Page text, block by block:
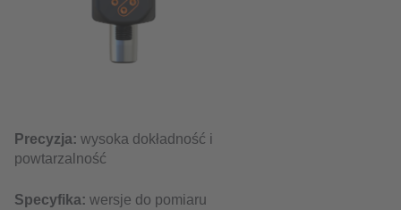
Precyzja: wysoka dokładność i
powtarzalność
Specyfika: wersje do pomiaru